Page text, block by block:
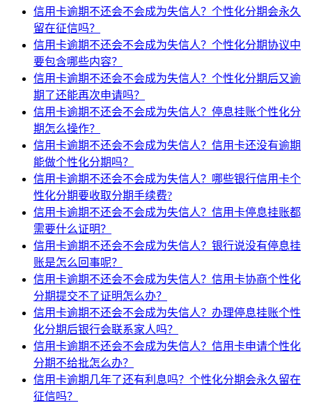
信用卡逾期不还会不会成为失信人？个性化分期会永久
留在征信吗？
信用卡逾期不还会不会成为失信人？个性化分期协议中
要包含哪些内容？
信用卡逾期不还会不会成为失信人？个性化分期后又逾
期了还能再次申请吗？
信用卡逾期不还会不会成为失信人？停息挂账个性化分
期怎么操作？
信用卡逾期不还会不会成为失信人？信用卡还没有逾期
能做个性化分期吗？
信用卡逾期不还会不会成为失信人？哪些银行信用卡个
性化分期要收取分期手续费?
信用卡逾期不还会不会成为失信人？信用卡停息挂账都
需要什么证明？
信用卡逾期不还会不会成为失信人？银行说没有停息挂
账是怎么回事呢？
信用卡逾期不还会不会成为失信人？信用卡协商个性化
分期提交不了证明怎么办？
信用卡逾期不还会不会成为失信人？办理停息挂账个性
化分期后银行会联系家人吗？
信用卡逾期不还会不会成为失信人？信用卡申请个性化
分期不给批怎么办？
信用卡逾期几年了还有利息吗？个性化分期会永久留在
征信吗？